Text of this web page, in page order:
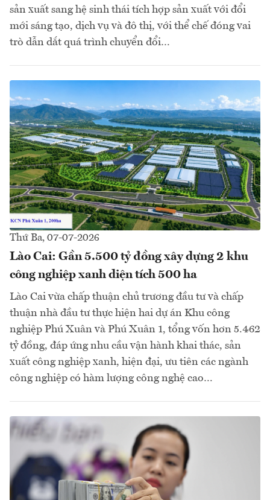
sản xuất sang hệ sinh thái tích hợp sản xuất với đổi
mới sáng tạo, dịch vụ và đô thị, với thể chế đóng vai
trò dẫn dắt quá trình chuyển đổi…
Thứ Ba, 07-07-2026
Lào Cai: Gần 5.500 tỷ đồng xây dựng 2 khu
công nghiệp xanh diện tích 500 ha
Lào Cai vừa chấp thuận chủ trương đầu tư và chấp
thuận nhà đầu tư thực hiện hai dự án Khu công
nghiệp Phú Xuân và Phú Xuân 1, tổng vốn hơn 5.462
tỷ đồng, đáp ứng nhu cầu vận hành khai thác, sản
xuất công nghiệp xanh, hiện đại, ưu tiên các ngành
công nghiệp có hàm lượng công nghệ cao…